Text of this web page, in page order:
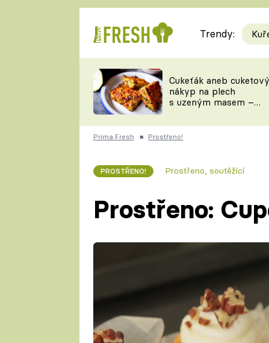
RYCHLOVKY
Videorecepty
TEĎ VAŘÍ ŠÉF!
ČESKO NA TALÍŘI
KUCHAŘKA
Trendy:
Cukeťák aneb cuketový
nákyp na plech
s uzeným masem –
zpracovat přerostlé
cukety
Prima Fresh ■ Prostřeno!
PROSTŘENO! Prostřeno, soutěžící
Prostřeno: